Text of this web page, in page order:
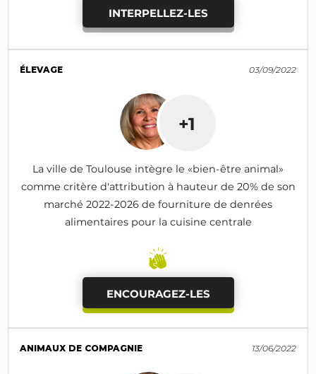
INTERPELLEZ-LES
ÉLEVAGE 03/09/2022
+1
La ville de Toulouse intègre le «bien-être animal»
comme critère d'attribution à hauteur de 20% de son
marché 2022-2026 de fourniture de denrées
alimentaires pour la cuisine centrale
ENCOURAGEZ-LES
ANIMAUX DE COMPAGNIE 13/06/2022